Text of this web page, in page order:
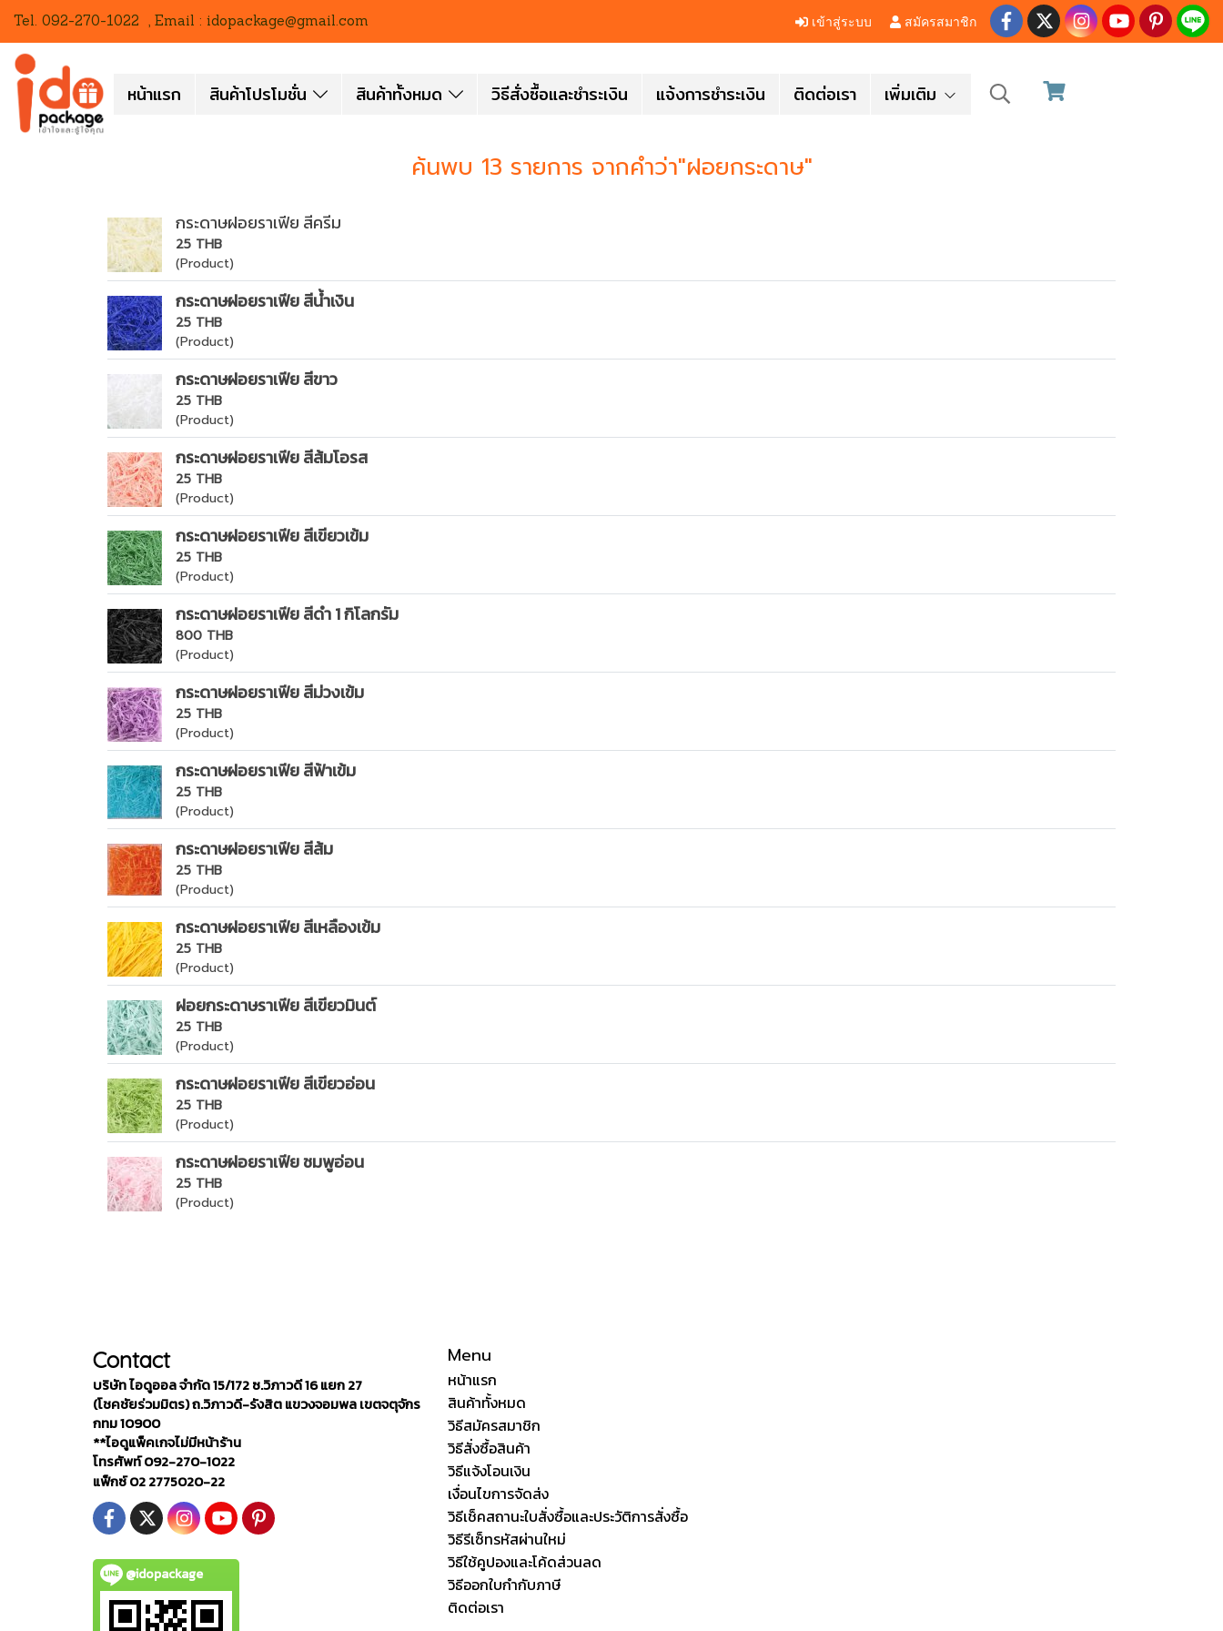
Tel. 092-270-1022 , Email : idopackage@gmail.com เข้าสู่ระบบ สมัครสมาชิก
หน้าแรก สินค้าโปรโมชั่น สินค้าทั้งหมด วิธีสั่งซื้อและชำระเงิน แจ้งการชำระเงิน ติดต่อเรา เพิ่มเติม
ค้นพบ 13 รายการ จากคำว่า"ฝอยกระดาษ"
กระดาษฝอยราเฟีย สีครีม
25 THB
(Product)
กระดาษฝอยราเฟีย สีน้ำเงิน
25 THB
(Product)
กระดาษฝอยราเฟีย สีขาว
25 THB
(Product)
กระดาษฝอยราเฟีย สีส้มโอรส
25 THB
(Product)
กระดาษฝอยราเฟีย สีเขียวเข้ม
25 THB
(Product)
กระดาษฝอยราเฟีย สีดำ 1 กิโลกรัม
800 THB
(Product)
กระดาษฝอยราเฟีย สีม่วงเข้ม
25 THB
(Product)
กระดาษฝอยราเฟีย สีฟ้าเข้ม
25 THB
(Product)
กระดาษฝอยราเฟีย สีส้ม
25 THB
(Product)
กระดาษฝอยราเฟีย สีเหลืองเข้ม
25 THB
(Product)
ฝอยกระดาษราเฟีย สีเขียวมินต์
25 THB
(Product)
กระดาษฝอยราเฟีย สีเขียวอ่อน
25 THB
(Product)
กระดาษฝอยราเฟีย ชมพูอ่อน
25 THB
(Product)
Contact
บริษัท ไอดูออล จำกัด 15/172 ซ.วิภาวดี 16 แยก 27
(โชคชัยร่วมมิตร) ถ.วิภาวดี-รังสิต แขวงจอมพล เขตจตุจักร
กทม 10900
**ไอดูแพ็คเกจไม่มีหน้าร้าน
โทรศัพท์ 092-270-1022
แฟ็กซ์ 02 2775020-22
@idopackage
Menu
หน้าแรก
สินค้าทั้งหมด
วิธีสมัครสมาชิก
วิธีสั่งซื้อสินค้า
วิธีแจ้งโอนเงิน
เงื่อนไขการจัดส่ง
วิธีเช็คสถานะใบสั่งซื้อและประวัติการสั่งซื้อ
วิธีรีเซ็ทรหัสผ่านใหม่
วิธีใช้คูปองและโค้ดส่วนลด
วิธีออกใบกำกับภาษี
ติดต่อเรา